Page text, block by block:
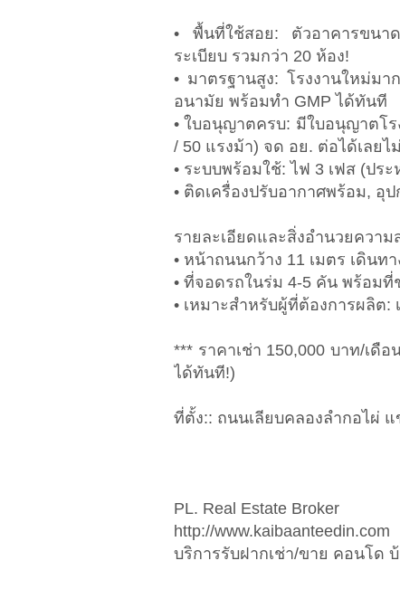
• พื้นที่ใช้สอย: ตัวอาคารขนา
ระเบียบ รวมกว่า 20 ห้อง!
• มาตรฐานสูง: โรงงานใหม่ม
อนามัย พร้อมทำ GMP ได้ทันที
• ใบอนุญาตครบ: มีใบอนุญาตโ
/ 50 แรงม้า) จด อย. ต่อได้เลยไ
• ระบบพร้อมใช้: ไฟ 3 เฟส (ปร
• ติดเครื่องปรับอากาศพร้อม, อุ
รายละเอียดและสิ่งอำนวยความ
• หน้าถนนกว้าง 11 เมตร เดินท
• ที่จอดรถในร่ม 4-5 คัน พร้อมที่
• เหมาะสำหรับผู้ที่ต้องการผลิต:
*** ราคาเช่า 150,000 บาท/เดื
ได้ทันที!)
ที่ตั้ง:: ถนนเลียบคลองลำกอไผ่
PL. Real Estate Broker
http://www.kaibaanteedin.com
บริการรับฝากเช่า/ขาย คอนโด